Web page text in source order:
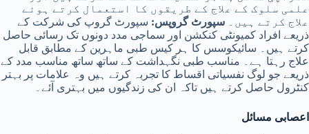
علمی سلوک کے علاج کے طریقوں کا استعمال کرتے ہوئے
علاج کرتے ہیں۔
سپورٹ گروپس: سپورٹ گروپ کی شرکت کے
ذریعے افراد کمیونٹی کنکشن اور سماجی مدد دونوں تک رسائی حاصل
کرتے ہیں۔ سائیکوسس کا ہر کیس طبی ماہرین کے مطابق قابل
علاج رہتا ہے۔ مناسب طبی نگہداشت کے ساتھ ساتھ مناسب مدد کے
ذریعے جو لوگ نفسیاتی اقساط کا تجربہ کرتے ہیں وہ علامات پر بہتر
کنٹرول حاصل کرتے ہیں تاکہ ان کی زندگیوں میں بہتری آئے۔
اعصابی مسائل